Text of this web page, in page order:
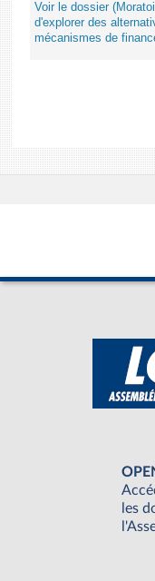
Voir le dossier
d'explorer des
mécanismes de
les